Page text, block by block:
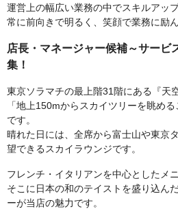
運営上の幅広い業務の中でスキルアッ
常に前向きで明るく、笑顔で業務に励
店長・マネージャー候補～サービ
集！
東京ソラマチの最上階31階にある『天
「地上150mからスカイツリーを眺め
です。
晴れた日には、全席から富士山や東京
望できるスカイラウンジです。
フレンチ・イタリアンを中心としたメ
そこに日本の和のテイストを盛り込ん
ーが当店の魅力です。